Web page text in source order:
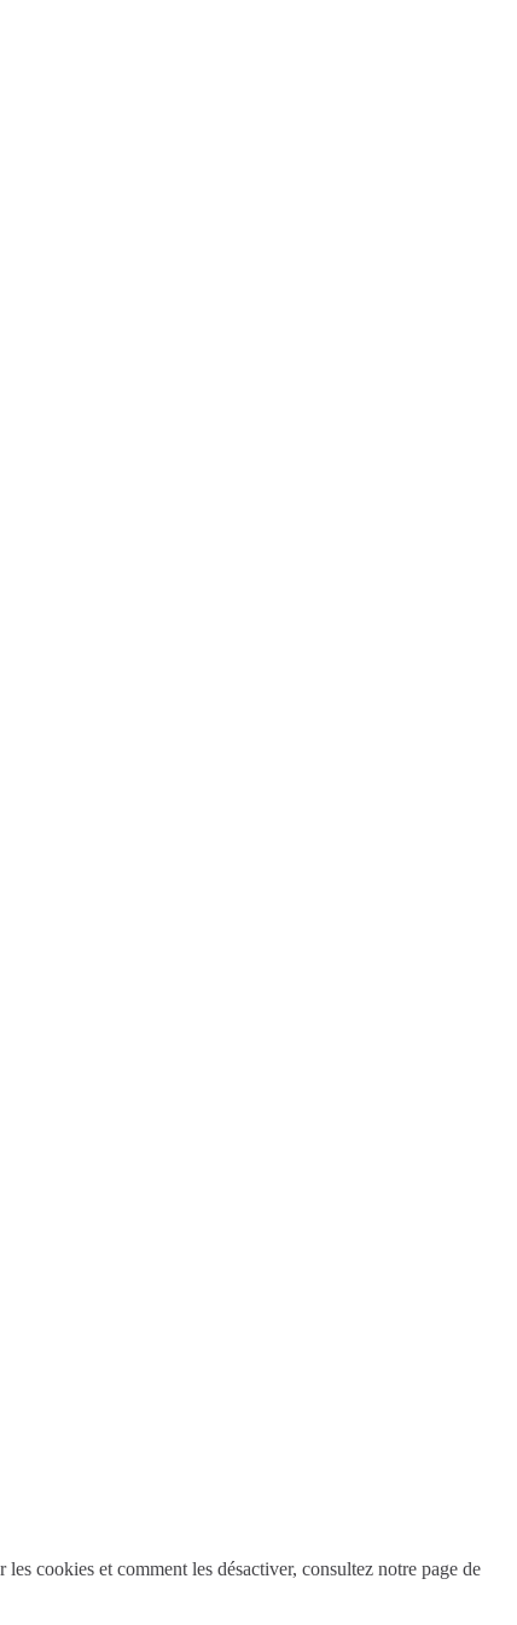
cookies et comment les désactiver, consultez notre page de